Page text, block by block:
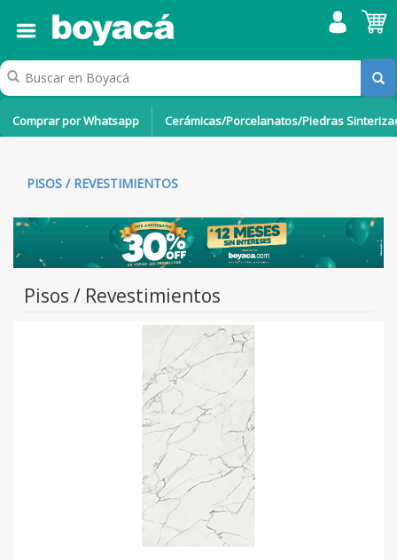
Comprar por Whatsapp Cerámicas/Porcelanatos/Piedras
PISOS / REVESTIMIENTOS
Pisos / Revestimientos